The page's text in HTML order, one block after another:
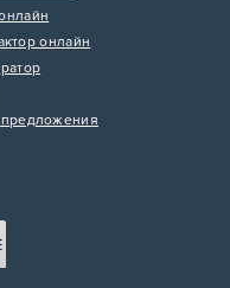
онлайн
предложения